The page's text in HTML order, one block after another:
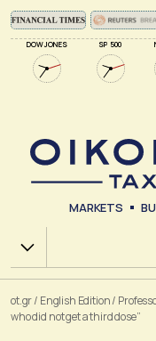
DOW JONES SP 500
MARKETS
Χ.Α.
ot.gr/ English Edition/
who did not get a third dose”